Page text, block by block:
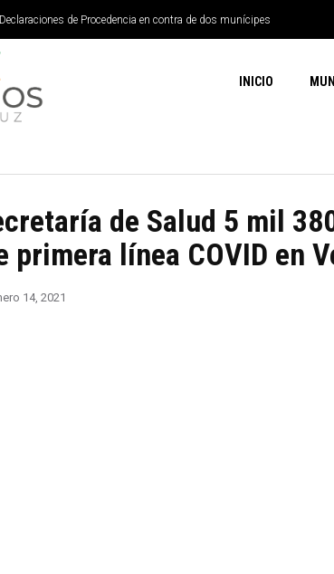
de Procedencia en contra de dos munícipes
INICIO
de Salud 5 mil
primera línea COVID en
14, 2021